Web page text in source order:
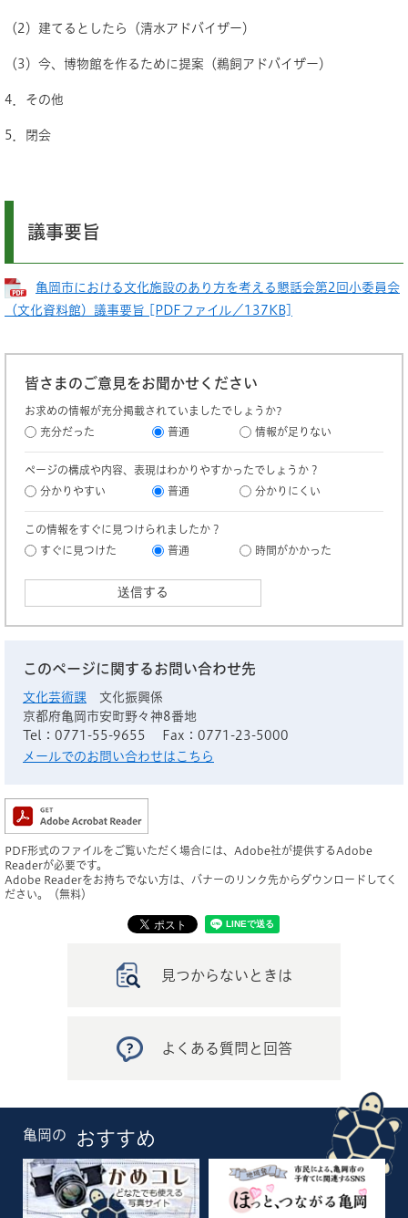
（2）建てるとしたら（清水アドバイザー）
（3）今、博物館を作るために提案（鵜飼アドバイザー）
4．その他
5．閉会
議事要旨
亀岡市における文化施設のあり方を考える懇話会第2回小委員会
（文化資料館）議事要旨 [PDFファイル／137KB]
皆さまのご意見をお聞かせください
お求めの情報が充分掲載されていましたでしょうか?
充分だった
普通 情報が足りない
ページの構成や内容、表現はわかりやすかったでしょうか？
分かりやすい
普通 分かりにくい
この情報をすぐに見つけられましたか？
すぐに見つけた
普通 時間がかかった
このページに関するお問い合わせ先
文化芸術課
文化振興係
京都府亀岡市安町野々神8番地
Tel：0771-55-9655
Fax：0771-23-5000
メールでのお問い合わせはこちら
PDF形式のファイルをご覧いただく場合には、Adobe社が提供するAdobe
Readerが必要です。
Adobe Readerをお持ちでない方は、バナーのリンク先からダウンロードしてく
ださい。（無料）
見つからないときは
よくある質問と回答
亀岡の おすすめ